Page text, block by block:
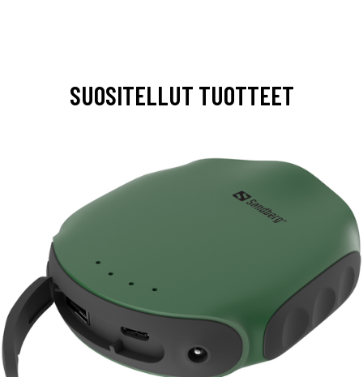
SUOSITELLUT TUOTTEET